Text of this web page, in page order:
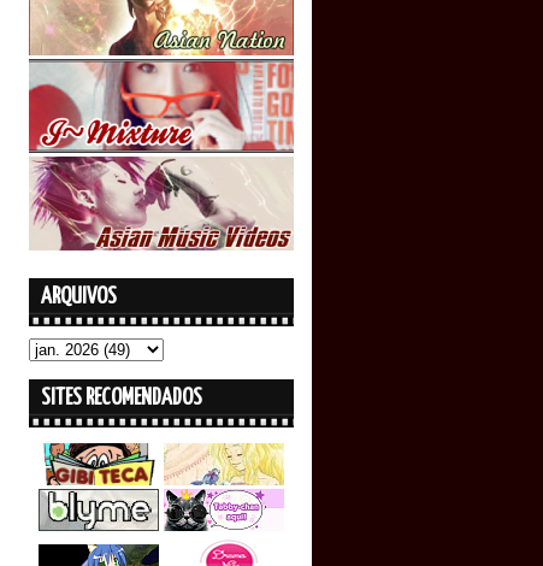
ARQUIVOS
SITES RECOMENDADOS